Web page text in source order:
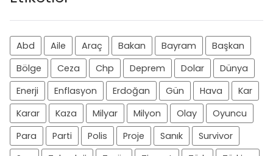
Abd Aile Araç Bakan Bayram
Başkan
Bölge
Ceza Chp Deprem Dolar
Dünya
Enerji
Enflasyon Erdoğan Gün Hava
Kar
Karar
Kaza Milyar Milyon Olay
Oyuncu
Para
Parti Polis Proje Sanık
Survivor